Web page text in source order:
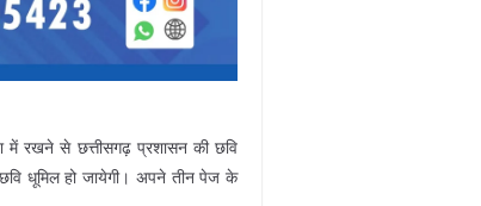
में रखने से छत्तीसगढ़ प्रशासन की छवि
धूमिल हो जायेगी। अपने तीन पेज के